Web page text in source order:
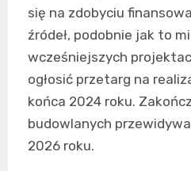
się na zdobyciu
źródeł, podobnie jak to
wcześniejszych
ogłosić przetarg na
końca 2024 roku.
budowlanych
2026 roku.